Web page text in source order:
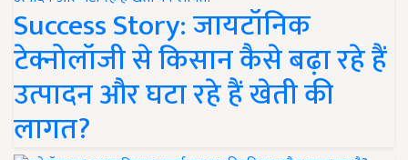
Success Story: जायटॉनिक
टेक्नोलॉजी से किसान कैसे बढ़ा रहे हैं
उत्पादन और घटा रहे हैं खेती की
लागत?